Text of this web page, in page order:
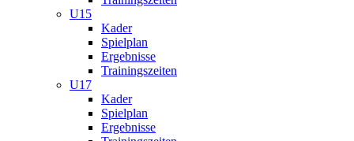
U15
Kader
Spielplan
Ergebnisse
Trainingszeiten
U17
Kader
Spielplan
Ergebnisse